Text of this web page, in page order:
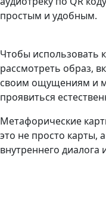
простым и удобным.
Чтобы использовать
рассмотреть образ,
своим ощущениям и
проявиться
Метафорические
это не просто карты,
внутреннего